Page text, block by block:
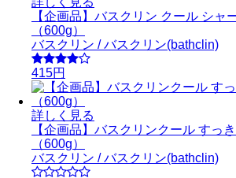
【企画品】バスクリン クール シャ
（600g）
バスクリン / バスクリン(bathclin)
415円
詳しく見る
【企画品】バスクリンクール すっ
（600g）
バスクリン / バスクリン(bathclin)